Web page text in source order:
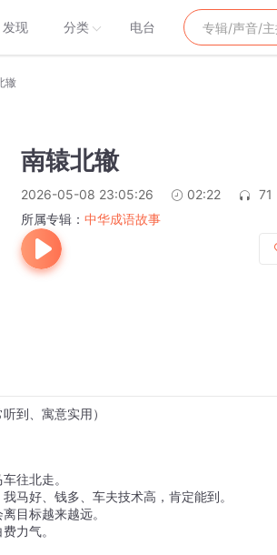
发现 分类 电台
辙
南辕北辙
2026-05-08 23:05:26 02:22
71
所属专辑： 中华成语故事
到、寓意实用）
往北走。
马好、钱多、车夫技术高，肯定能到。
目标越来越远。
力气。